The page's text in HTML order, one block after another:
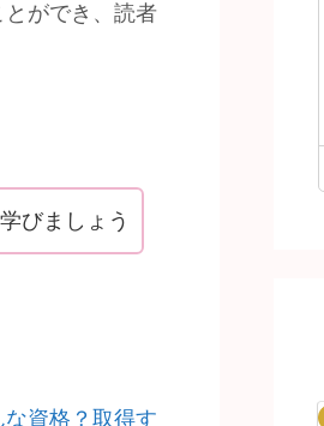
ができ、読者
びましょう
資格？取得す